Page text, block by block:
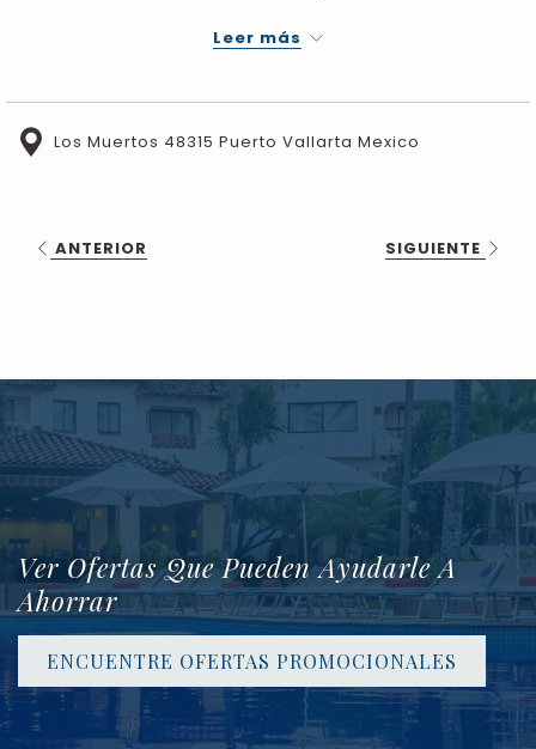
impresionante vista del Océano Pacífico.
Leer más
Los Muertos 48315 Puerto Vallarta Mexico
ANTERIOR SIGUIENTE
Ver Ofertas Que Pueden Ayudarle A
Ahorrar
ENCUENTRE OFERTAS PROMOCIONALES